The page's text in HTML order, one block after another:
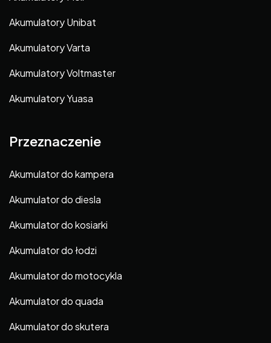
Akumulatory Unibat
Akumulatory Varta
Akumulatory Voltmaster
Akumulatory Yuasa
Przeznaczenie
Akumulator do kampera
Akumulator do diesla
Akumulator do kosiarki
Akumulator do łodzi
Akumulator do motocykla
Akumulator do quada
Akumulator do skutera